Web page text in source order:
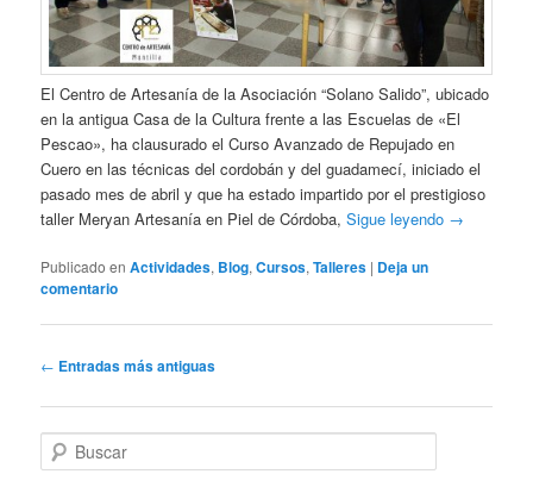
El Centro de Artesanía de la Asociación “Solano Salido”, ubicado
en la antigua Casa de la Cultura frente a las Escuelas de «El
Pescao», ha clausurado el Curso Avanzado de Repujado en
Cuero en las técnicas del cordobán y del guadamecí, iniciado el
pasado mes de abril y que ha estado impartido por el prestigioso
taller Meryan Artesanía en Piel de Córdoba,Sigue leyendo →
Publicado en Actividades, Blog,Cursos,Talleres | Deja un
comentario
Navegación
entradas
← Entradas más antiguas
u